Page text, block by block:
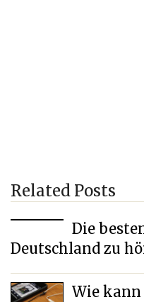
Related Posts
Die
Deutschland zu
Wie kann